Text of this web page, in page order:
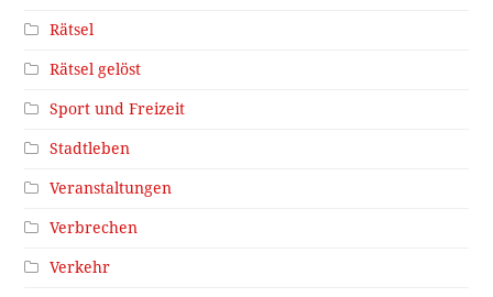
Rätsel
Rätsel gelöst
Sport und Freizeit
Stadtleben
Veranstaltungen
Verbrechen
Verkehr